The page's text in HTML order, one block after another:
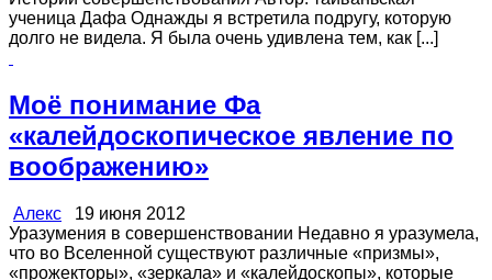
ученица Дафа Однажды я встретила подругу, которую
долго не видела. Я была очень удивлена тем, как [...]
Моё понимание Фа
«калейдоскопическое явление по
воображению»
Алекс 19 июня 2012
Уразумения в совершенствовании Недавно я уразумела,
что во Вселенной существуют различные «призмы»,
«прожекторы», «зеркала» и «калейдоскопы», которые